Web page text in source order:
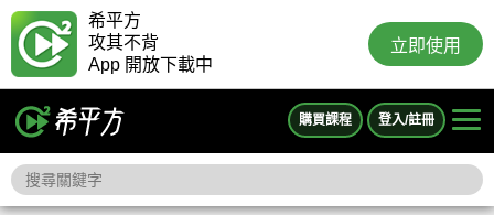
希平方
攻其不背
App 開放下載中
立即使用
購買課程 登入/註冊